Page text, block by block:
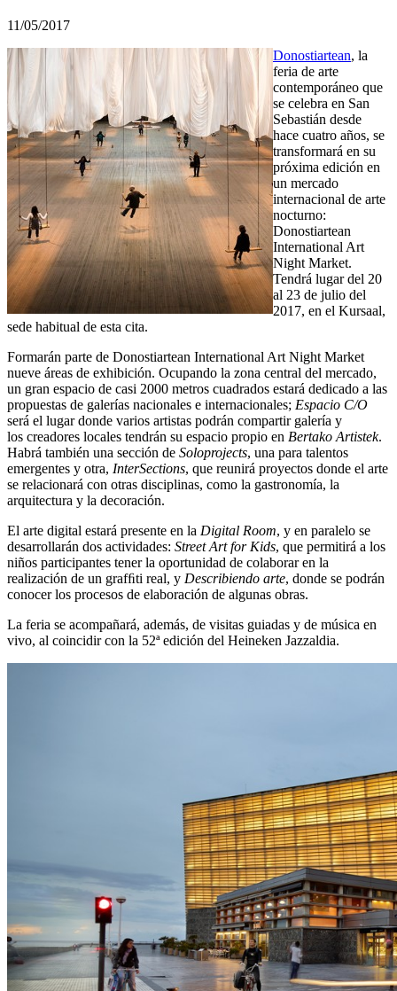
11/05/2017
Donostiartean, la
feria de arte
contemporáneo que
se celebra en San
Sebastián desde
hace cuatro años, se
transformará en su
próxima edición en
un mercado
internacional de arte
nocturno:
Donostiartean
International Art
Night Market.
Tendrá lugar del 20
al 23 de julio del
2017, en el Kursaal,
sede habitual de esta cita.
Formarán parte de Donostiartean International Art Night Market
nueve áreas de exhibición. Ocupando la zona central del mercado,
un gran espacio de casi 2000 metros cuadrados estará dedicado a las
propuestas de galerías nacionales e internacionales; Espacio C/O
será el lugar donde varios artistas podrán compartir galería y
los creadores locales tendrán su espacio propio en Bertako Artistek.
Habrá también una sección de Soloprojects, una para talentos
emergentes y otra, InterSections, que reunirá proyectos donde el arte
se relacionará con otras disciplinas, como la gastronomía, la
arquitectura y la decoración.
El arte digital estará presente en la Digital Room, y en paralelo se
desarrollarán dos actividades: Street Art for Kids, que permitirá a los
niños participantes tener la oportunidad de colaborar en la
realización de un grafﬁti real, y Describiendo arte, donde se podrán
conocer los procesos de elaboración de algunas obras.
La feria se acompañará, además, de visitas guiadas y de música en
vivo, al coincidir con la 52ª edición del Heineken Jazzaldia.